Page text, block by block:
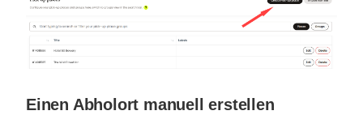
Einen Abholort manuell erstellen